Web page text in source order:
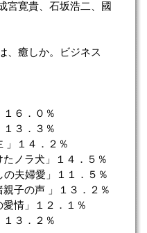
宮寛貴、石坂浩二、國
、癒しか。ビジネス
６．０％
３．３％
」１４．２％
ノラ犬」１４．５％
夫婦愛」１１．５％
子の声 」１３．２％
情」１２．１％
３．２％